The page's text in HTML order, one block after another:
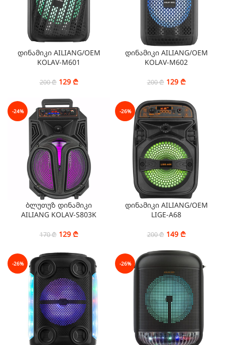
დინამიკი AILIANG/OEM
KOLAV-M601
200₾ 129 ₾
დინამიკი AILIANG/OEM
KOLAV-M602
200₾ 129 ₾
-24%
ბლუთუზ დინამიკი
AILIANG KOLAV-S803K
170₾ 129 ₾
-26%
დინამიკი AILIANG/OEM
LIGE-A68
200₾ 149 ₾
-26% -26%